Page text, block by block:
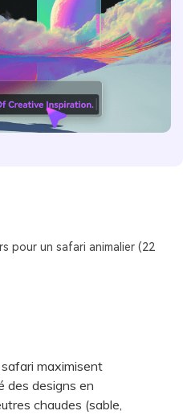
pour un safari animalier (22
maximisent
des designs en
chaudes (sable,